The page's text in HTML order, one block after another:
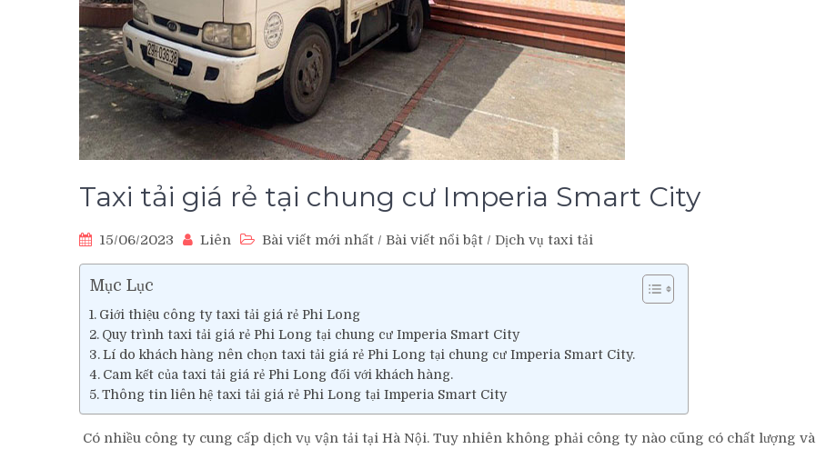
Taxi tải giá rẻ tại chung cư Imperia Smart City
15/06/2023 Liên Bài viết mới nhất / Bài viết nổi bật / Dịch vụ taxi tải
Mục Lục
Giới thiệu công ty taxi tải giá rẻ Phi Long
Quy trình taxi tải giá rẻ Phi Long tại chung cư Imperia Smart City
Lí do khách hàng nên chọn taxi tải giá rẻ Phi Long tại chung cư Imperia Smart City.
Cam kết của taxi tải giá rẻ Phi Long đối với khách hàng.
Thông tin liên hệ taxi tải giá rẻ Phi Long tại Imperia Smart City
Có nhiều công ty cung cấp dịch vụ vận tải tại Hà Nội. Tuy nhiên không phải công ty nào cũng có chất lượng và